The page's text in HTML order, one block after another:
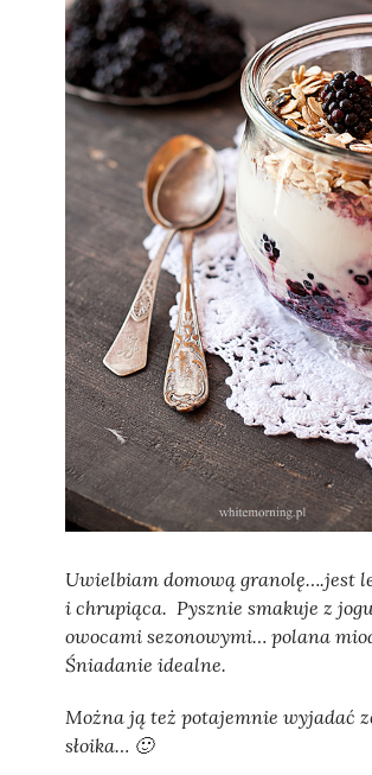
Sylwia
Uwielbiam domową granolę….jest
i chrupiąca. Pysznie smakuje z
owocami sezonowymi… polana
Śniadanie idealne.
Można ją też potajemnie wyjadać
słoika… 🙂